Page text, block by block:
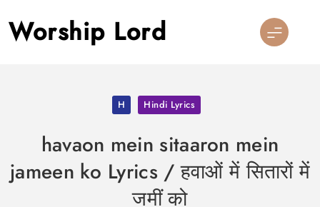
to
content
Worship Lord
H Hindi Lyrics
havaon mein sitaaron mein
jameen ko Lyrics / हवाओं में सितारों में
जमीं को